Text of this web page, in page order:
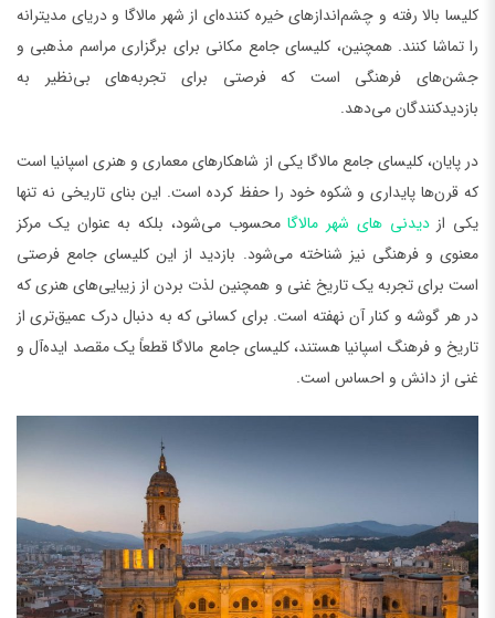
کلیسا بالا رفته و چشم‌اندازهای خیره کننده‌ای از شهر مالاگا و دریای مدیترانه
را تماشا کنند. همچنین، کلیسای جامع مکانی برای برگزاری مراسم مذهبی و
جشن‌های فرهنگی است که فرصتی برای تجربه‌های بی‌نظیر به
بازدیدکنندگان می‌دهد.
در پایان، کلیسای جامع مالاگا یکی از شاهکارهای معماری و هنری اسپانیا است
که قرن‌ها پایداری و شکوه خود را حفظ کرده است. این بنای تاریخی نه تنها
یکی ازدیدنی های شهر مالاگامحسوب می‌شود، بلکه به عنوان یک مرکز
معنوی و فرهنگی نیز شناخته می‌شود. بازدید از این کلیسای جامع فرصتی
است برای تجربه یک تاریخ غنی و همچنین لذت بردن از زیبایی‌های هنری که
در هر گوشه و کنار آن نهفته است. برای کسانی که به دنبال درک عمیق‌تری از
تاریخ و فرهنگ اسپانیا هستند، کلیسای جامع مالاگا قطعاً یک مقصد ایده‌آل و
غنی از دانش و احساس است.